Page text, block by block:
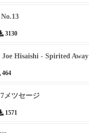
3130
Hisaishi - Spirited Away
464
メツセージ
1571